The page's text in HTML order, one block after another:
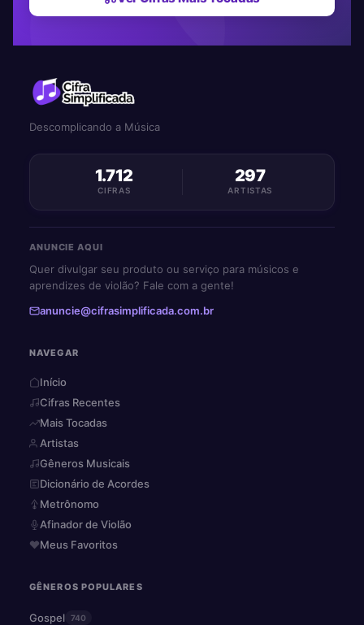
Descomplicando a Música
1.712
CIFRAS
297
ARTISTAS
ANUNCIE AQUI
Quer divulgar seu produto ou serviço para músicos e
aprendizes de violão? Fale com a gente!
anuncie@cifrasimplificada.com.br
NAVEGAR
Início
Cifras Recentes
Mais Tocadas
Artistas
Gêneros Musicais
Dicionário de Acordes
Metrônomo
Afinador de Violão
Meus Favoritos
GÊNEROS POPULARES
Gospel 740